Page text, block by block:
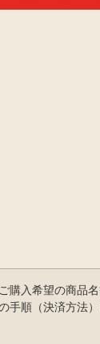
購入希望の商品
順（決済方法）